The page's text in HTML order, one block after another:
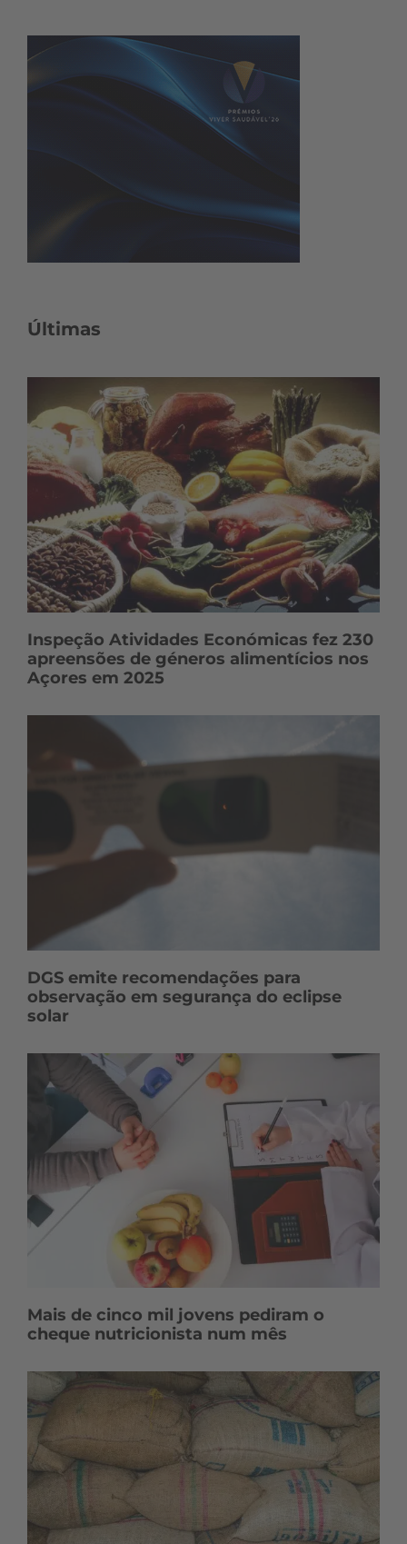
Últimas
Inspeção Atividades Económicas fez 230
apreensões de géneros alimentícios nos
Açores em 2025
DGS emite recomendações para
observação em segurança do eclipse
solar
Mais de cinco mil jovens pediram o
cheque nutricionista num mês